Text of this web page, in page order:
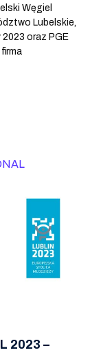
Węgiel
Lubelskie,
oraz PGE
2023 –